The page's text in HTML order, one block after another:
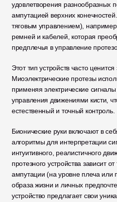
удовлетворения разнообразных
ампутацией верхних
тяговым управлением),
ремней и кабелей, которая
предплечья в управление
Этот тип устройств часто
Миоэлектрические протезы
применяя электрические
управления движениями кисти,
естественный и точный контроль.
Бионические руки включают в
алгоритмы для интерпретации
интуитивного, реалистичного
протезного устройства зависит
ампутации (на уровне плеча или
образа жизни и личных
устройство предлагает свои